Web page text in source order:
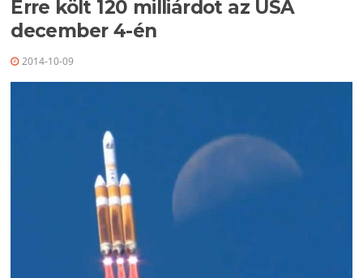
Erre költ 120 milliárdot az USA
december 4-én
2014-10-09